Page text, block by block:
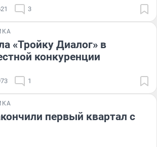
3
«Тройку Диалог» в
конкуренции
1
первый квартал с